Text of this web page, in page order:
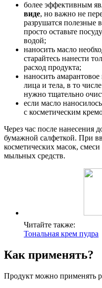
более эффективным
виде, но важно не
разрушатся полезные
просто оставьте
водой;
наносить масло
старайтесь нанести
расход продукта;
наносить
лица и тела, в то
нужно тщательно
если масло
с косметическим
Через час после нанесения
бумажной салфеткой. При
косметических масок,
мыльных средств.
Читайте также:
Тональная крем пудра
Как применять?
Продукт можно применять